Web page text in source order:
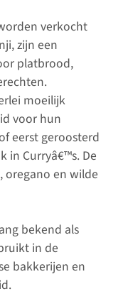
verkocht
zijn een
platbrood,
moeilijk
voor hun
eerst geroosterd
in Curryâ€™s. De
oregano en wilde
bekend als
in de
bakkerijen en